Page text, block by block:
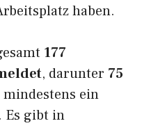
haben.
177
, darunter 75
mindestens ein
Es gibt in